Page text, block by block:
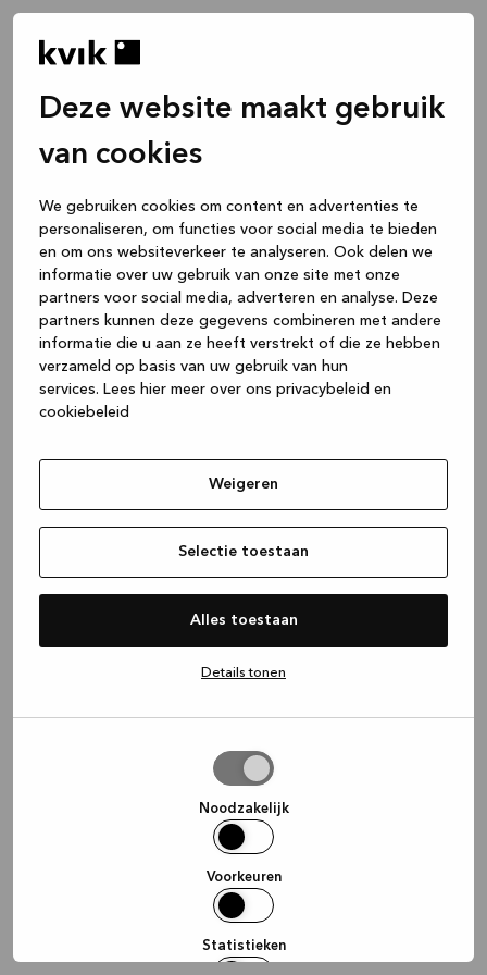
Deze website maakt gebruik
van cookies
We gebruiken cookies om content en advertenties te
personaliseren, om functies voor social media te bieden
en om ons websiteverkeer te analyseren. Ook delen we
informatie over uw gebruik van onze site met onze
partners voor social media, adverteren en analyse. Deze
partners kunnen deze gegevens combineren met andere
informatie die u aan ze heeft verstrekt of die ze hebben
verzameld op basis van uw gebruik van hun
services. Lees hier meer over ons privacybeleid en
cookiebeleid
Weigeren
Selectie toestaan
Alles toestaan
Details tonen
Noodzakelijk
Voorkeuren
Statistieken
(see the browser console for more
information).